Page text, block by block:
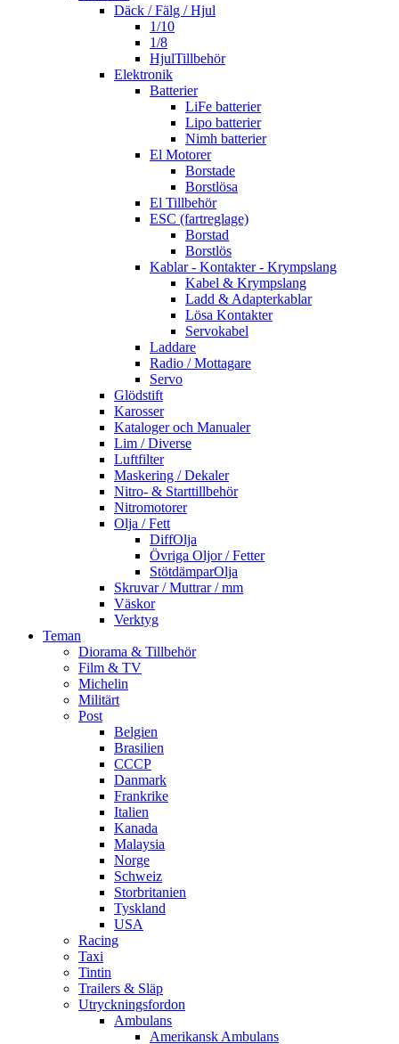
Däck / Fälg / Hjul
1/10
1/8
HjulTillbehör
Elektronik
Batterier
LiFe batterier
Lipo batterier
Nimh batterier
El Motorer
Borstade
Borstlösa
El Tillbehör
ESC (fartreglage)
Borstad
Borstlös
Kablar - Kontakter - Krympslang
Kabel & Krympslang
Ladd & Adapterkablar
Lösa Kontakter
Servokabel
Laddare
Radio / Mottagare
Servo
Glödstift
Karosser
Kataloger och Manualer
Lim / Diverse
Luftfilter
Maskering / Dekaler
Nitro- & Starttillbehör
Nitromotorer
Olja / Fett
DiffOlja
Övriga Oljor / Fetter
StötdämparOlja
Skruvar / Muttrar / mm
Väskor
Verktyg
Teman
Diorama & Tillbehör
Film & TV
Michelin
Militärt
Post
Belgien
Brasilien
CCCP
Danmark
Frankrike
Italien
Kanada
Malaysia
Norge
Schweiz
Storbritanien
Tyskland
USA
Racing
Taxi
Tintin
Trailers & Släp
Utryckningsfordon
Ambulans
Amerikansk Ambulans